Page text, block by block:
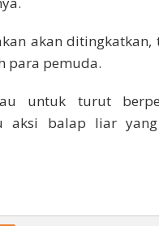
akan
para pemuda.
untuk turut
aksi balap liar